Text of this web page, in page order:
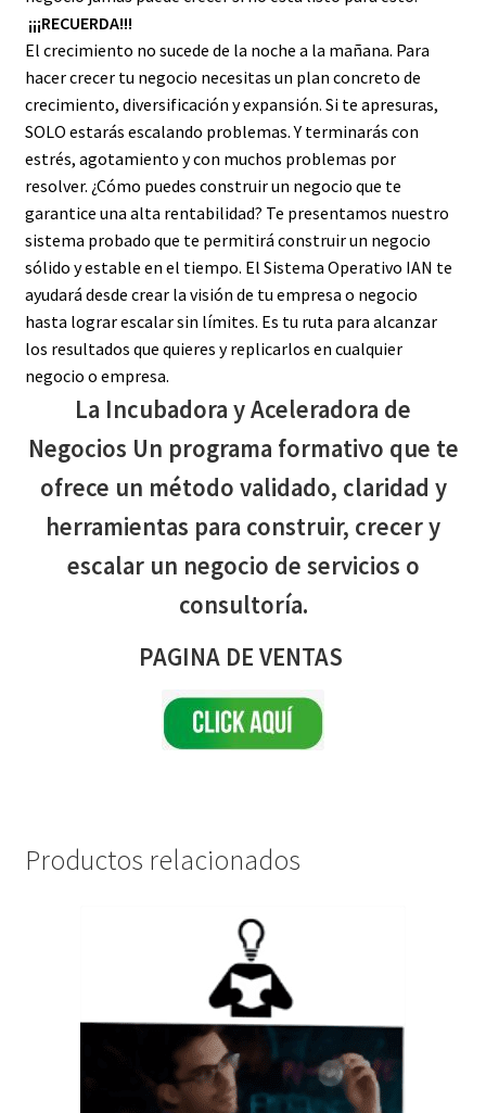
¡¡¡RECUERDA!!!
El crecimiento no sucede de la noche a la mañana. Para
hacer crecer tu negocio necesitas un plan concreto de
crecimiento, diversificación y expansión. Si te apresuras,
SOLO estarás escalando problemas. Y terminarás con
estrés, agotamiento y con muchos problemas por
resolver. ¿Cómo puedes construir un negocio que te
garantice una alta rentabilidad? Te presentamos nuestro
sistema probado que te permitirá construir un negocio
sólido y estable en el tiempo. El Sistema Operativo IAN te
ayudará desde crear la visión de tu empresa o negocio
hasta lograr escalar sin límites. Es tu ruta para alcanzar
los resultados que quieres y replicarlos en cualquier
negocio o empresa.
La Incubadora y Aceleradora de
Negocios Un programa formativo que te
ofrece un método validado, claridad y
herramientas para construir, crecer y
escalar un negocio de servicios o
consultoría.
PAGINA DE VENTAS
Productos relacionados